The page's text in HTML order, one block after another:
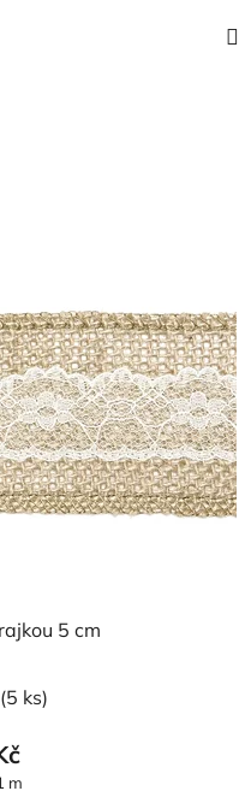
5 cm
(5 ks)
m